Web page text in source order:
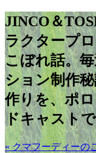
JINCO＆
ラクタープ
こぼれ話。
ション制作
作りを、ポ
ドキャスト
« クマフーディーの